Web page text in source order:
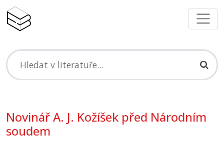
Novinář A. J. Kožíšek před Národním
soudem